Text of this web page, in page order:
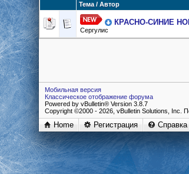
Тема / Автор
КРАСНО-СИНИЕ
Сергулис
Мобильная версия
Классическое отображение форума
Powered by vBulletin® Version 3.8.7
Copyright ©2000 - 2026, vBulletin Solutions, Inc.
Home Регистрация Справка